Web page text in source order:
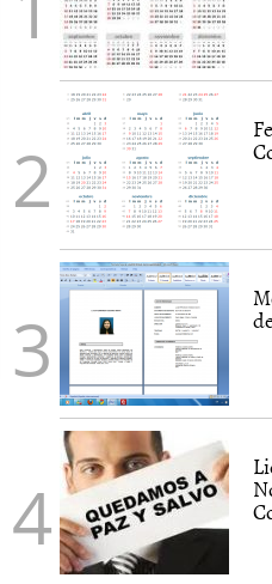
Nomina en Colombia
6 junio, 2011|Diego Contreras